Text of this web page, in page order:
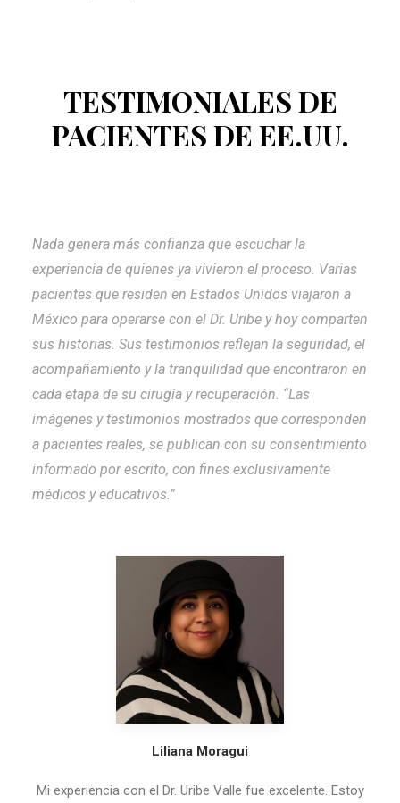
TESTIMONIALES DE
PACIENTES DE EE.UU.
Nada genera más confianza que escuchar la
experiencia de quienes ya vivieron el proceso. Varias
pacientes que residen en Estados Unidos viajaron a
México para operarse con el Dr. Uribe y hoy comparten
sus historias. Sus testimonios reflejan la seguridad, el
acompañamiento y la tranquilidad que encontraron en
cada etapa de su cirugía y recuperación. “Las
imágenes y testimonios mostrados que corresponden
a pacientes reales, se publican con su consentimiento
informado por escrito, con fines exclusivamente
médicos y educativos.”
Liliana Moragui
Mi experiencia con el Dr. Uribe Valle fue excelente. Estoy